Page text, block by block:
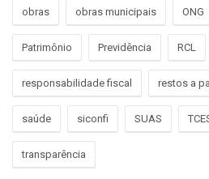
obras obras municipais ONG
Patrimônio Previdência RCL
responsabilidade fiscal restos a
saúde siconfi SUAS
transparência